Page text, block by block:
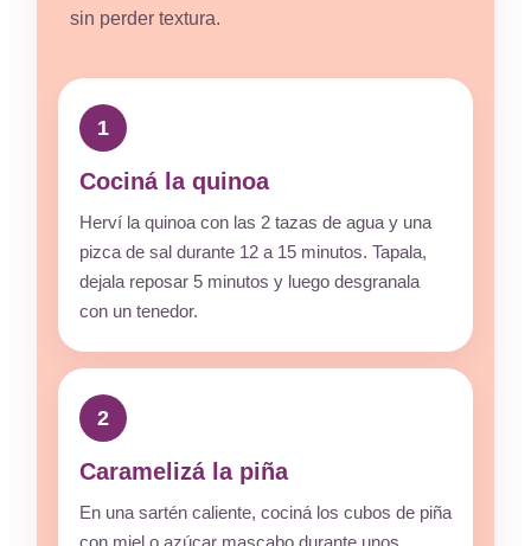
sin perder textura.
1
Cociná la quinoa
Herví la quinoa con las 2 tazas de agua y una
pizca de sal durante 12 a 15 minutos. Tapala,
dejala reposar 5 minutos y luego desgranala
con un tenedor.
2
Caramelizá la piña
En una sartén caliente, cociná los cubos de piña
con miel o azúcar mascabo durante unos